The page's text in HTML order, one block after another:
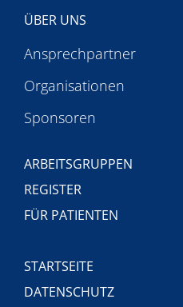
ÜBER UNS
Ansprechpartner
Organisationen
Sponsoren
ARBEITSGRUPPEN
REGISTER
FÜR PATIENTEN
STARTSEITE
DATENSCHUTZ